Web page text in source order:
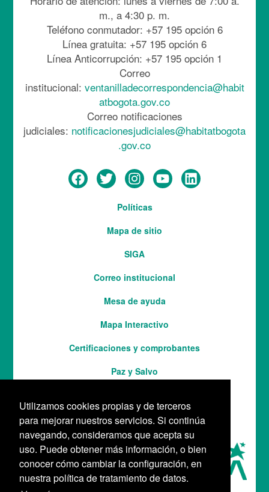
Utilizamos cookies propias y de terceros
para mejorar nuestros servicios. Si continúa
navegando, consideramos que acepta su
uso. Puede obtener más información, o bien
conocer cómo cambiar la configuración, en
nuestra política de tratamiento de datos.
m., a 4:30 p. m.
Teléfono conmutador: +57 195 opción 6
Línea gratuita: +57 195 opción 6
Línea Anticorrupción: +57 195 opción 1
Correo
institucional: ventanilladecorrespondencia@habit
atbogota.gov.co
Correo notificaciones
judiciales: notificacionesjudiciales@habitatbogota
.gov.co
Políticas
Mapa de sitio
SIGA
Correo institucional
Mesa de ayuda
Mapa Interactivo
ServicesCertificaciones y comprobantes
Paz y Salvo